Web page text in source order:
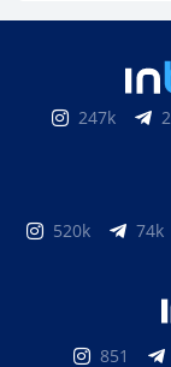
247k
520k 74k
851